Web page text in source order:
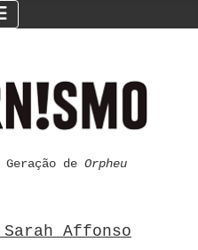
de Orpheu
Affonso